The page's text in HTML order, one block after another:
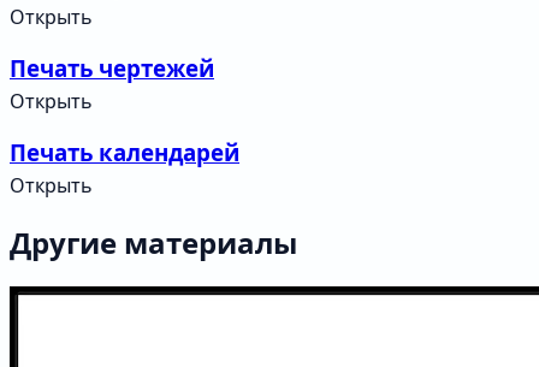
Открыть
Печать чертежей
Открыть
Печать календарей
Открыть
Другие материалы